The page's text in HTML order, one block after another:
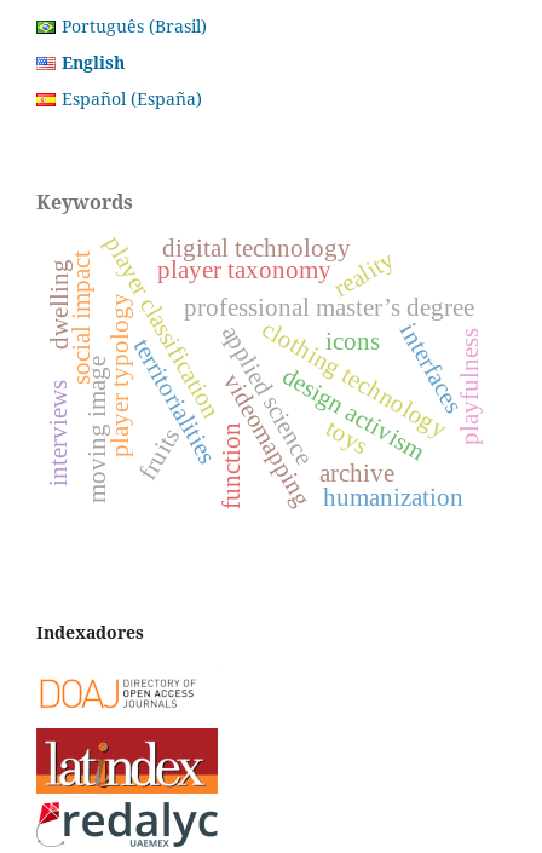
Português (Brasil)
English
Español (España)
Keywords
player classificationprofessional master’s degree
applied science
clothing technology
design activism
player typology
player taxonomy
videomapping
territorialitiesfunction toys
archive
moving image interfacesplayfulness
humanization
social impact reality
digital technology
icons
dwelling
fruits
interviews
Indexadores